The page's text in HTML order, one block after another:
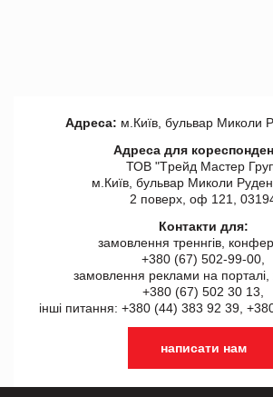
Адреса: м.Київ, бульвар Миколи
Адреса для
ТОВ "Tрейд Мастер
м.Київ, бульвар Миколи
2 поверх, оф 121,
Контакти для:
замовлення треннгів,
+380 (67) 502-99-00,
замовлення реклами на
+380 (67) 502 30 13,
інші питання: +380 (44) 383 92 39,
написати нам